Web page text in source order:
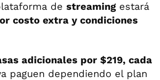
de streaming estará
costo extra y condiciones
adicionales por $219, cada
paguen dependiendo el plan